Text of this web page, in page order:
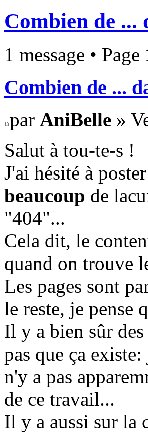
Combien de ...
1 message • Page
Combien de ...
par AniBelle »
Salut à tou-te-s !
J'ai hésité à
beaucoup de
"404"...
Cela dit, le
quand on trouve
Les pages sont
le reste, je pense
Il y a bien sûr
pas que ça
n'y a pas
de ce travail...
Il y a aussi sur la